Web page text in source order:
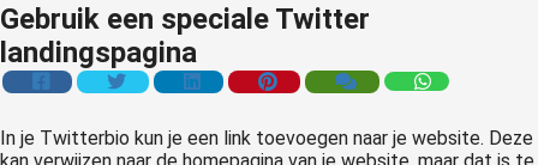
Gebruik een speciale Twitter
landingspagina
In je Twitterbio kun je een link toevoegen naar je website. Deze
kan verwijzen naar de homepagina van je website, maar dat is te